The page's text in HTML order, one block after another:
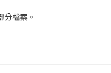
檔案。